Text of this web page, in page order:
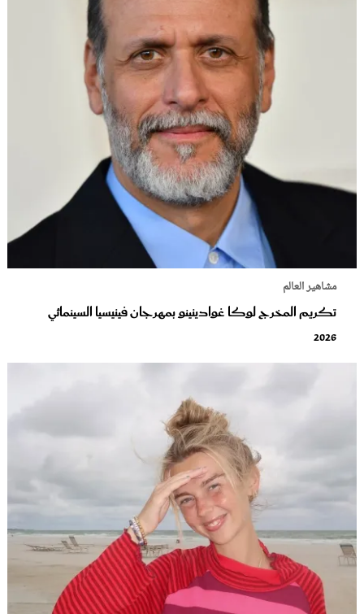
مشاهير العالم
تكريم المخرج لوكا غوادينينو بمهرجان فينيسيا السينمائي
2026